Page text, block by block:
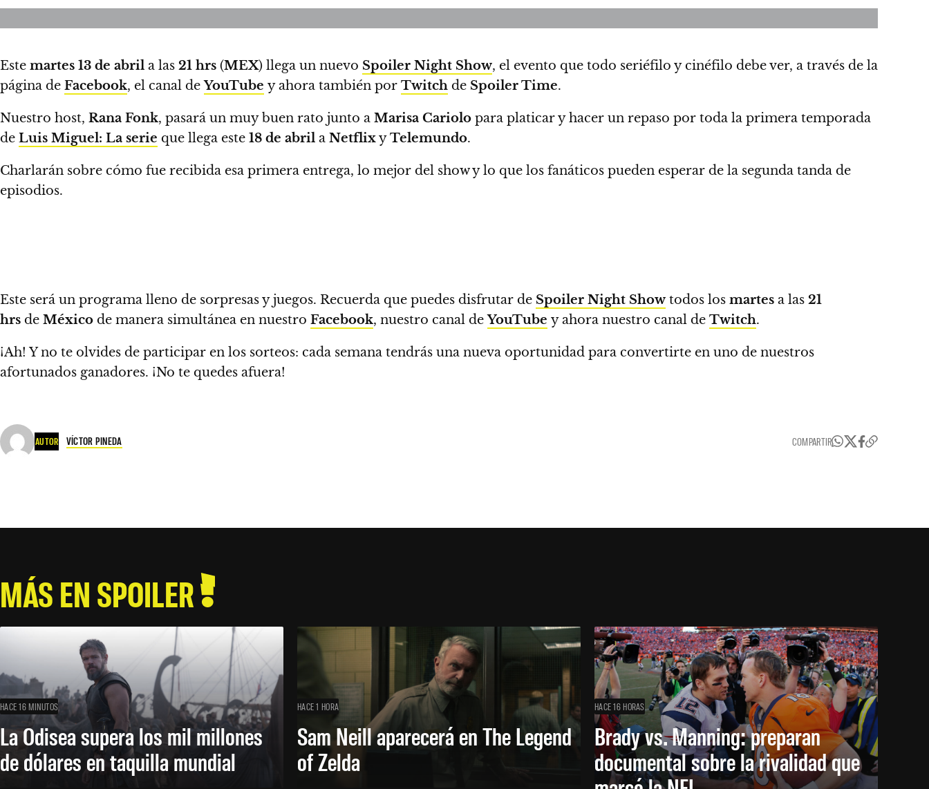
Este martes 13 de abril a las 21 hrs (MEX) llega un nuevo Spoiler Night Show, el evento que todo seriéfilo y cinéfilo debe ver, a través de la
página de Facebook, el canal deYouTube y ahora también por Twitch de Spoiler Time.
Nuestro host, Rana Fonk, pasará un muy buen rato junto a Marisa Cariolo para platicar y hacer un repaso por toda la primera temporada
de Luis Miguel: La serie que llega este 18 de abril a NetflixyTelemundo.
Charlarán sobre cómo fue recibida esa primera entrega, lo mejor del show y lo que los fanáticos pueden esperar de la segunda tanda de
episodios.
Este será un programa lleno de sorpresas y juegos. Recuerda que puedes disfrutar de Spoiler Night Show todos los martes a las 21
hrs de México de manera simultánea en nuestro Facebook, nuestro canal deYouTube y ahora nuestro canal de Twitch.
¡Ah! Y no te olvides de participar en los sorteos: cada semana tendrás una nueva oportunidad para convertirte en uno de nuestros
afortunados ganadores. ¡No te quedes afuera!
AUTOR VÍCTOR PINEDA COMPARTIR
MÁS EN SPOILER
HACE 16 MINUTOS
La Odisea supera los mil millones
de dólares en taquilla mundial
HACE 1 HORA
Sam Neill aparecerá en The Legend
of Zelda
HACE 16 HORAS
Brady vs. Manning: preparan
documental sobre la rivalidad que